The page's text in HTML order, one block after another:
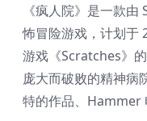
《疯人院》是一款
怖冒险游戏，计划于
游戏《Scratches》
庞大而破败的精神病
特的作品、Hammer